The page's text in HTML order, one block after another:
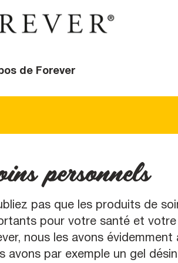
de Forever
personnels
pas que les produits de
pour votre santé et votre
nous les avons
avons par exemple un gel